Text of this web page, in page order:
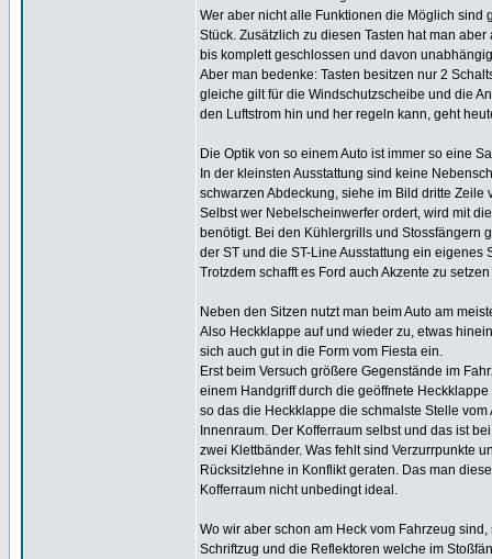
Wer aber nicht alle Funktionen die Möglich sind
Stück. Zusätzlich zu diesen Tasten hat man
bis komplett geschlossen und davon
Aber man bedenke: Tasten besitzen nur 2
gleiche gilt für die Windschutzscheibe und die
den Luftstrom hin und her regeln kann, geht
Die Optik von so einem Auto ist immer so eine
In der kleinsten Ausstattung sind keine
schwarzen Abdeckung, siehe im Bild dritte Zeile
Selbst wer Nebelscheinwerfer ordert, wird mit
benötigt. Bei den Kühlergrills und Stossfängern
der ST und die ST-Line Ausstattung ein
Trotzdem schafft es Ford auch Akzente zu
Neben den Sitzen nutzt man beim Auto am
Also Heckklappe auf und wieder zu, etwas
sich auch gut in die Form vom Fiesta ein.
Erst beim Versuch größere Gegenstände im
einem Handgriff durch die geöffnete
so das die Heckklappe die schmalste Stelle
Innenraum. Der Kofferraum selbst und das ist
zwei Klettbänder. Was fehlt sind Verzurrpunkte
Rücksitzlehne in Konflikt geraten. Das man
Kofferraum nicht unbedingt ideal.
Wo wir aber schon am Heck vom Fahrzeug
Schriftzug und die Reflektoren welche im